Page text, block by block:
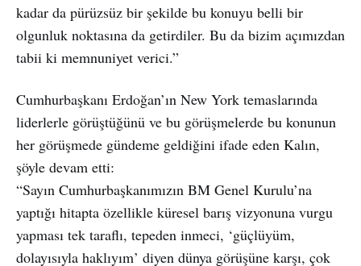
kadar da pürüzsüz bir şekilde bu konuyu belli bir
olgunluk noktasına da getirdiler. Bu da bizim açımızdan
tabii ki memnuniyet verici.”
Cumhurbaşkanı Erdoğan’ın New York temaslarında
liderlerle görüştüğünü ve bu görüşmelerde bu konunun
her görüşmede gündeme geldiğini ifade eden Kalın,
şöyle devam etti:
“Sayın Cumhurbaşkanımızın BM Genel Kurulu’na
yaptığı hitapta özellikle küresel barış vizyonuna vurgu
yapması tek taraflı, tepeden inmeci, ‘güçlüyüm,
dolayısıyla haklıyım’ diyen dünya görüşüne karşı, çok